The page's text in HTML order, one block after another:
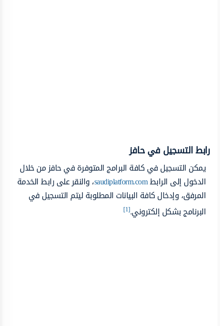
رابط التسجيل في حافز
يمكن التسجيل في كافة البرامج المتوفرة في حافز من خلال
الدخول إلى الرابطsaudiplatform.com، والنقر على رابط الخدمة
المرفق، وإدخال كافة البيانات المطلوبة ليتم التسجيل في
البرنامج بشكل إلكتروني.[1]